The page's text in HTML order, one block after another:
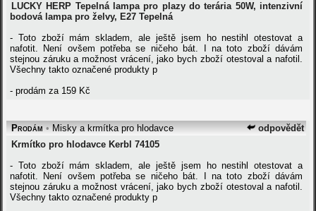
LUCKY HERP Tepelná lampa pro plazy do terária 50W, intenzivní
bodová lampa pro želvy, E27 Tepelná
- Toto zboží mám skladem, ale ještě jsem ho nestihl otestovat a
nafotit. Není ovšem potřeba se ničeho bát. I na toto zboží dávám
stejnou záruku a možnost vrácení, jako bych zboží otestoval a nafotil.
Všechny takto označené produkty p
- prodám za 159 Kč
odpovědět
Prodám •Misky a krmítka pro hlodavce
Krmítko pro hlodavce Kerbl 74105
- Toto zboží mám skladem, ale ještě jsem ho nestihl otestovat a
nafotit. Není ovšem potřeba se ničeho bát. I na toto zboží dávám
stejnou záruku a možnost vrácení, jako bych zboží otestoval a nafotil.
Všechny takto označené produkty p